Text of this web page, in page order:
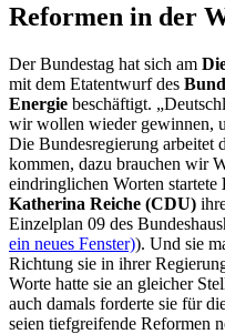
Reformen in der
Der Bundestag hat sich am
mit dem Etatentwurf des
Energie beschäftigt.
wir wollen wieder gewinnen,
Die Bundesregierung arbeitet
kommen, dazu brauchen wir
eindringlichen Worten startete
Katherina Reiche (CDU)
Einzelplan 09 des
ein neues Fenster)). Und sie
Richtung sie in ihrer
Worte hatte sie an gleicher
auch damals forderte sie für
seien tiefgreifende Reformen